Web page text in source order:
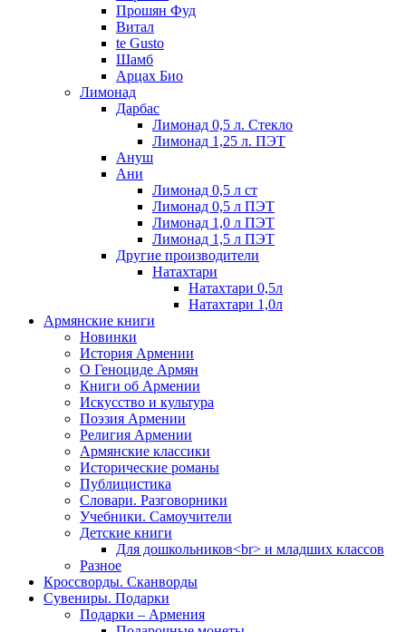
Прошян Фуд
Витал
te Gusto
Шамб
Арцах Био
Лимонад
Дарбас
Лимонад 0,5 л. Стекло
Лимонад 1,25 л. ПЭТ
Ануш
Ани
Лимонад 0,5 л ст
Лимонад 0,5 л ПЭТ
Лимонад 1,0 л ПЭТ
Лимонад 1,5 л ПЭТ
Другие производители
Натахтари
Натахтари 0,5л
Натахтари 1,0л
Армянские книги
Новинки
История Армении
О Геноциде Армян
Книги об Армении
Иcкусство и культура
Поэзия Армении
Религия Армении
Армянские классики
Исторические романы
Публицистика
Словари. Разговорники
Учебники. Самоучители
Детские книги
Для дошкольников<br> и младших классов
Разное
Кроссворды. Сканворды
Сувениры. Подарки
Подарки – Армения